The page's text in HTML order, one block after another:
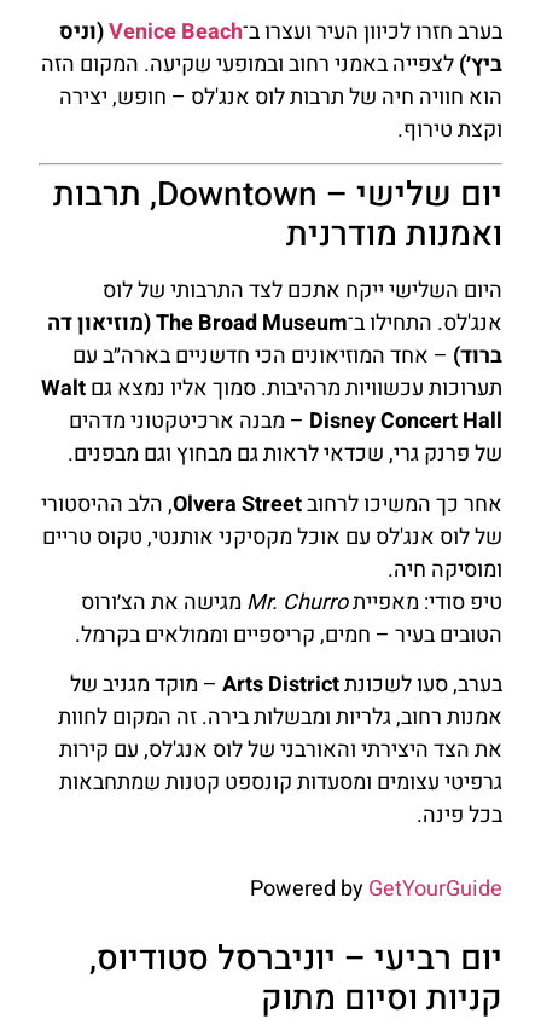
בערב חזרו לכיוון העיר ועצרו ב־Venice Beach(וניס
ביץ׳)לצפייה באמני רחוב ובמופעי שקיעה. המקום הזה
הוא חוויה חיה של תרבות לוס אנג'לס – חופש, יצירה
וקצת טירוף.
יום שלישי – Downtown, תרבות
ואמנות מודרנית
היום השלישי ייקח אתכם לצד התרבותי של לוס
אנג'לס. התחילו ב־
The Broad Museum (מוזיאון דה
ברוד) – אחד המוזיאונים הכי חדשניים בארה״ב עם
תערוכות עכשוויות מרהיבות. סמוך אליו נמצא גםWalt
Disney Concert Hall – מבנה ארכיטקטוני מדהים
של פרנק גרי, שכדאי לראות גם מבחוץ וגם מבפנים.
אחר כך המשיכו לרחובOlvera Street, הלב ההיסטורי
של לוס אנג'לס עם אוכל מקסיקני אותנטי, טקוס טריים
ומוסיקה חיה.
טיפ סודי: מאפייתMr. Churro מגישה את הצ׳ורוס
הטובים בעיר – חמים, קריספיים וממולאים בקרמל.
בערב, סעו לשכונתArts District – מוקד מגניב של
אמנות רחוב, גלריות ומבשלות בירה. זה המקום לחוות
את הצד היצירתי והאורבני של לוס אנג'לס, עם קירות
גרפיטי עצומים ומסעדות קונספט קטנות שמתחבאות
בכל פינה.
Powered byGetYourGuide
יום רביעי – יוניברסל סטודיוס,
קניות וסיום מתוק